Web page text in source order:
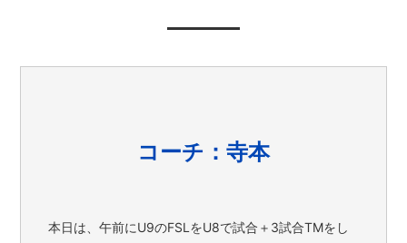
コーチ：寺本
本日は、午前にU9のFSLをU8で試合＋3試合TMをし